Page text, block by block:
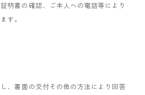
明書の確認、ご本人への電話等により
す。
、書面の交付その他の方法により回答